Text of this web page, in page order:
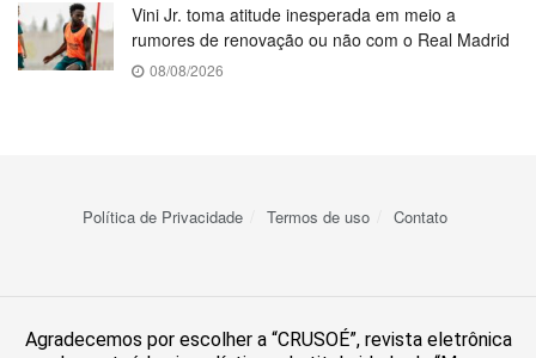
Vini Jr. toma atitude inesperada em meio a
rumores de renovação ou não com o Real Madrid
08/08/2026
Política de Privacidade Termos de uso Contato
Agradecemos por escolher a “CRUSOÉ”, revista eletrônica